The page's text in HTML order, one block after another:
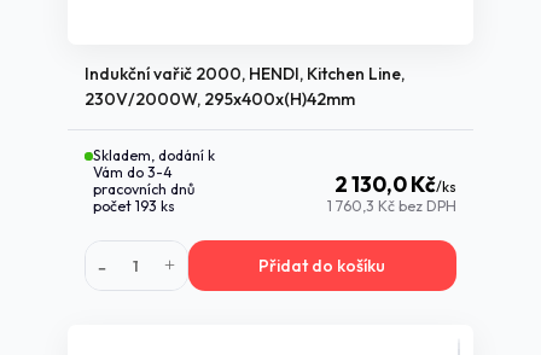
Indukční vařič 2000, HENDI, Kitchen Line,
230V/2000W, 295x400x(H)42mm
2 130,0 Kč/ks
1 760,3 Kč bez DPH
Skladem, dodání k
Vám do 3-4
pracovních dnů
počet 193 ks
Přidat do košíku